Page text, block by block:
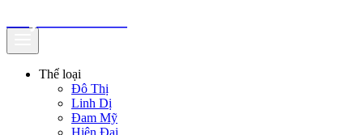
Thể loại
Đô Thị
Linh Dị
Đam Mỹ
Hiện Đại